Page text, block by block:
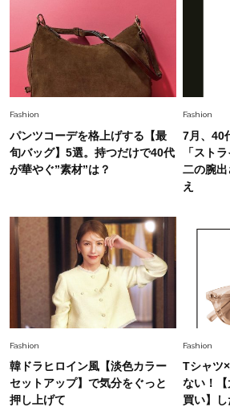
Fashion 2026.7.31
【40代のTシャツコーデ
いめハーフパンツでモー
Fashion
パンツコーデを格上げする【最
旬バッグ】5選。持つだけで40代
が華やぐ”素材”は？
Fashion
7月、40
「スト
二の腕
え
Fashion
韓ドラヒロイン風【淡色カラー
セットアップ】で気分をぐっと
押し上げて
Fashion
Tシャツ
ない！
買い】